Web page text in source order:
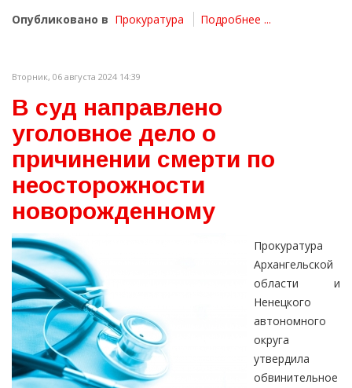
Опубликовано в Прокуратура Подробнее ...
Вторник, 06 августа 2024 14:39
В суд направлено
уголовное дело о
причинении смерти по
неосторожности
новорожденному
Прокуратура
Архангельской
области и
Ненецкого
автономного
округа
утвердила
обвинительное